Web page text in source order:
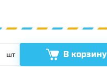
шт В корзину